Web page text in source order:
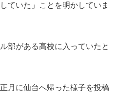
ていた」ことを明かしていま
部がある高校に入っていたと
月に仙台へ帰った様子を投稿